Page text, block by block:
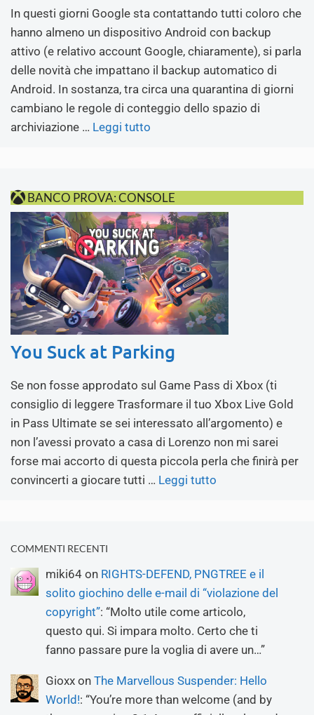
In questi giorni Google sta contattando tutti coloro che
hanno almeno un dispositivo Android con backup
attivo (e relativo account Google, chiaramente), si parla
delle novità che impattano il backup automatico di
Android. In sostanza, tra circa una quarantina di giorni
cambiano le regole di conteggio dello spazio di
archiviazione … Leggi tutto
BANCO PROVA: CONSOLE
You Suck at Parking
Se non fosse approdato sul Game Pass di Xbox (ti
consiglio di leggere Trasformare il tuo Xbox Live Gold
in Pass Ultimate se sei interessato all’argomento) e
non l’avessi provato a casa di Lorenzo non mi sarei
forse mai accorto di questa piccola perla che finirà per
convincerti a giocare tutti … Leggi tutto
COMMENTI RECENTI
miki64 on RIGHTS-DEFEND, PNGTREE e il
solito giochino delle e-mail di “violazione del
copyright”: “Molto utile come articolo,
questo qui. Si impara molto. Certo che ti
fanno passare pure la voglia di avere un…”
Gioxx on The Marvellous Suspender: Hello
World!: “You’re more than welcome (and by